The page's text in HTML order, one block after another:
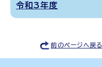
令和3年度
前のページへ戻る